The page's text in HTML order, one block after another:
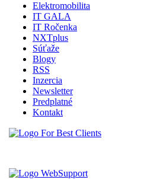
Elektromobilita
IT GALA
IT Ročenka
NXTplus
Súťaže
Blogy
RSS
Inzercia
Newsletter
Predplatné
Kontakt